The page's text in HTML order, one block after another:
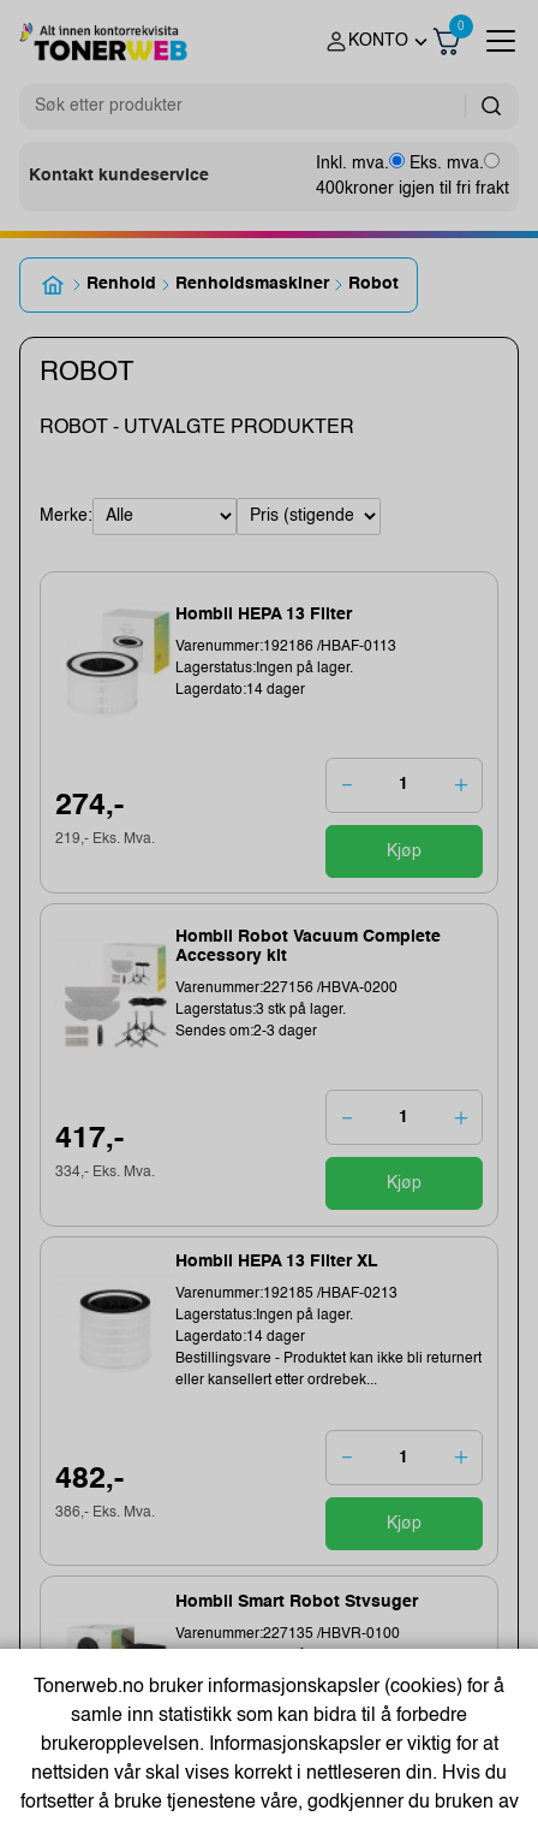
KONTO
0
Kontakt kundeservice
Inkl. mva.
Eks. mva.
400kroner igjen til fri frakt
Renhold Renholdsmaskiner Robot
ROBOT
ROBOT - UTVALGTE PRODUKTER
Merke:
Hombli HEPA 13 Filter
Varenummer:192186 /HBAF-0113
Lagerstatus:Ingen på lager.
Lagerdato:14 dager
274,-
219,- Eks. Mva.
Kjøp
Hombli Robot Vacuum Complete
Accessory kit
Varenummer:227156 /HBVA-0200
Lagerstatus:3 stk på lager.
Sendes om:2-3 dager
417,-
334,- Eks. Mva.
Kjøp
Hombli HEPA 13 Filter XL
Varenummer:192185 /HBAF-0213
Lagerstatus:Ingen på lager.
Lagerdato:14 dager
Bestillingsvare - Produktet kan ikke bli returnert
eller kansellert etter ordrebek...
482,-
386,- Eks. Mva.
Kjøp
Hombli Smart Robot Stvsuger
Varenummer:227135 /HBVR-0100
Sendes om:2-3 dager
Bestillingsvare - Produktet kan ikke bli returnert
eller kansellert etter ordrebek...
Tonerweb.no bruker informasjonskapsler (cookies) for å
samle inn statistikk som kan bidra til å forbedre
brukeropplevelsen. Informasjonskapsler er viktig for at
nettsiden vår skal vises korrekt i nettleseren din. Hvis du
fortsetter å bruke tjenestene våre, godkjenner du bruken av